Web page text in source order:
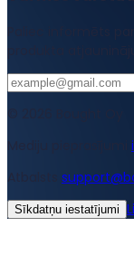
Sīkdatņu iestatījumi